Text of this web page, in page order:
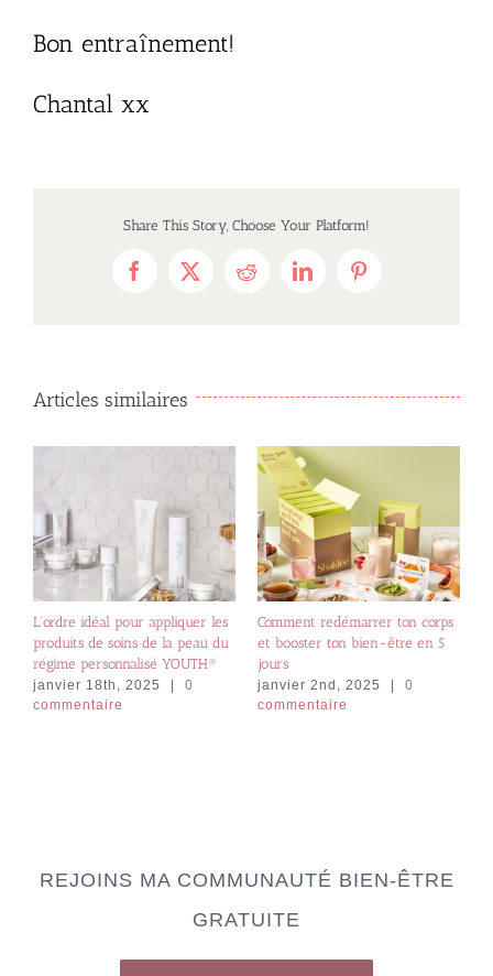
Bon entraînement!
Chantal xx
Share This Story, Choose Your Platform!
Facebook
X RedditLinkedInPinterest
Articles similaires
L’ordre idéal pour appliquer les
produits de soins de la peau du
régime personnalisé YOUTH®
janvier 18th, 2025
0
commentaire
Comment redémarrer ton corps
et booster ton bien-être en 5
jours
janvier 2nd, 2025
0
commentaire
REJOINS MA COMMUNAUTÉ BIEN-ÊTRE
GRATUITE